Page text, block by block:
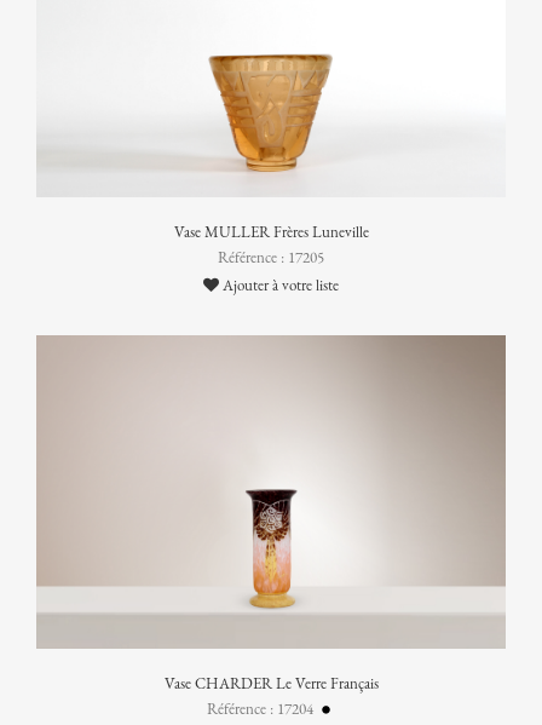
Vase MULLER Frères Luneville
Référence : 17205
Ajouter à votre liste
Vase CHARDER Le Verre Français
Référence : 17204